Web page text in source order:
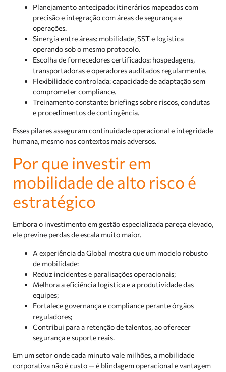
Planejamento antecipado: itinerários mapeados com
precisão e integração com áreas de segurança e
operações.
Sinergia entre áreas: mobilidade, SST e logística
operando sob o mesmo protocolo.
Escolha de fornecedores certificados: hospedagens,
transportadoras e operadores auditados regularmente.
Flexibilidade controlada: capacidade de adaptação sem
comprometer compliance.
Treinamento constante: briefings sobre riscos, condutas
e procedimentos de contingência.
Esses pilares asseguram continuidade operacional e integridade
humana, mesmo nos contextos mais adversos.
Por que investir em
mobilidade de alto risco é
estratégico
Embora o investimento em gestão especializada pareça elevado,
ele previne perdas de escala muito maior.
A experiência da Global mostra que um modelo robusto
de mobilidade:
Reduz incidentes e paralisações operacionais;
Melhora a eficiência logística e a produtividade das
equipes;
Fortalece governança e compliance perante órgãos
reguladores;
Contribui para a retenção de talentos, ao oferecer
segurança e suporte reais.
Em um setor onde cada minuto vale milhões, a mobilidade
corporativa não é custo — é blindagem operacional e vantagem